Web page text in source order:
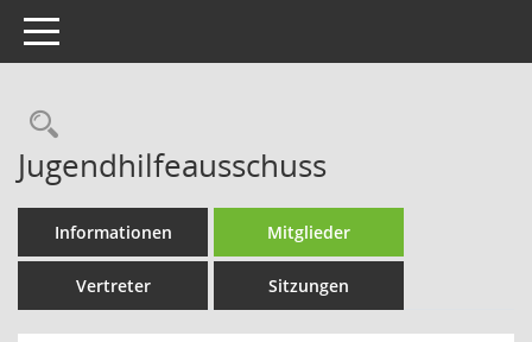
Toggle navigation
Rechercheauswahl
Jugendhilfeausschuss
Informationen Mitglieder
Vertreter Sitzungen